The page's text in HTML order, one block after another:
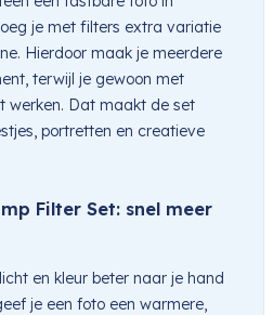
je met filters extra variatie
Hierdoor maak je meerdere
terwijl je gewoon met
werken. Dat maakt de set
portretten en creatieve
Filter Set: snel meer
en kleur beter naar je hand
je een foto een warmere,